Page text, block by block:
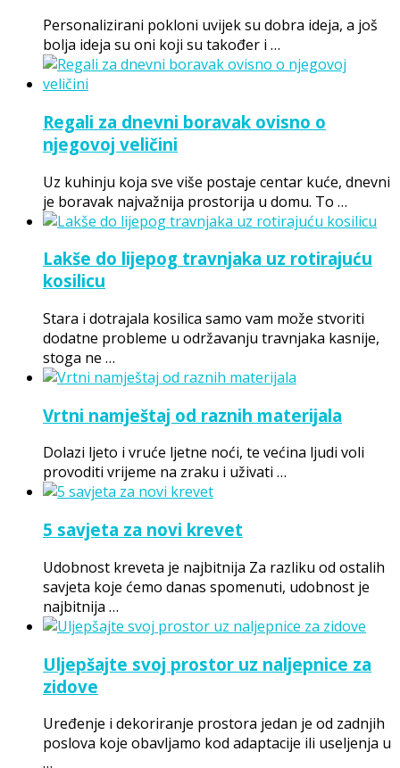
Personalizirani pokloni uvijek su dobra ideja, a još
bolja ideja su oni koji su također i …
Regali za dnevni boravak ovisno o
njegovoj veličini
Uz kuhinju koja sve više postaje centar kuće, dnevni
je boravak najvažnija prostorija u domu. To …
Lakše do lijepog travnjaka uz rotirajuću
kosilicu
Stara i dotrajala kosilica samo vam može stvoriti
dodatne probleme u održavanju travnjaka kasnije,
stoga ne …
Vrtni namještaj od raznih materijala
Dolazi ljeto i vruće ljetne noći, te većina ljudi voli
provoditi vrijeme na zraku i uživati …
5 savjeta za novi krevet
Udobnost kreveta je najbitnija Za razliku od ostalih
savjeta koje ćemo danas spomenuti, udobnost je
najbitnija …
Uljepšajte svoj prostor uz naljepnice za
zidove
Uređenje i dekoriranje prostora jedan je od zadnjih
poslova koje obavljamo kod adaptacije ili useljenja u
…